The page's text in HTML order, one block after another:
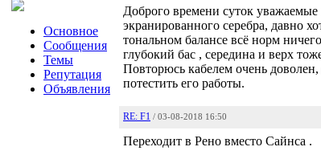
Основное
Сообщения
Темы
Репутация
Объявления
Доброго времени суток
экранированного серебра, давно
тональном балансе всё норм
глубокий бас , середина и верх
Повторюсь кабелем очень
потестить его работы.
RE: F1 / 03-08-2018 16:50
Переходит в Рено вместо Сайнса .